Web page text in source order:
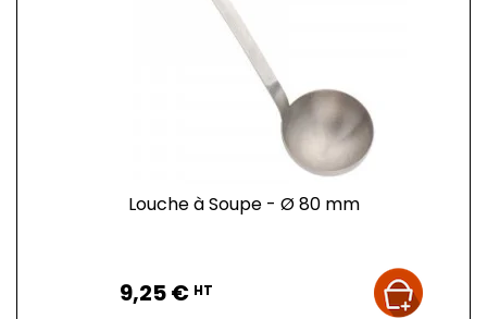
Louche à Soupe - Ø 80 mm
9,25 € HT